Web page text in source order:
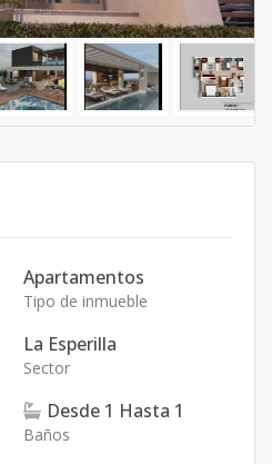
Apartamentos
Tipo de inmueble
La Esperilla
Sector
Desde 1 Hasta 1
Baños